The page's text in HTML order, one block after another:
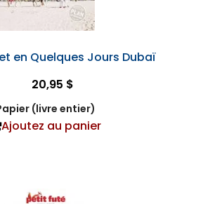
en Quelques Jours Dubaï
20,95 $
(livre entier)
Ajoutez au panier